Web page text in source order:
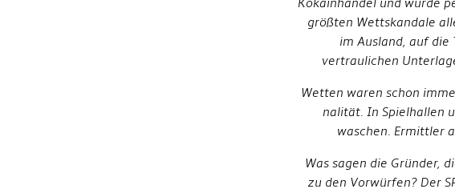
Kokainhandel und wurde
größten Wettskandale
im Ausland, auf
vertraulichen
Wetten waren schon
nalität. In Spielhallen
waschen. Ermittler
Was sagen die Gründer,
zu den Vorwürfen? Der